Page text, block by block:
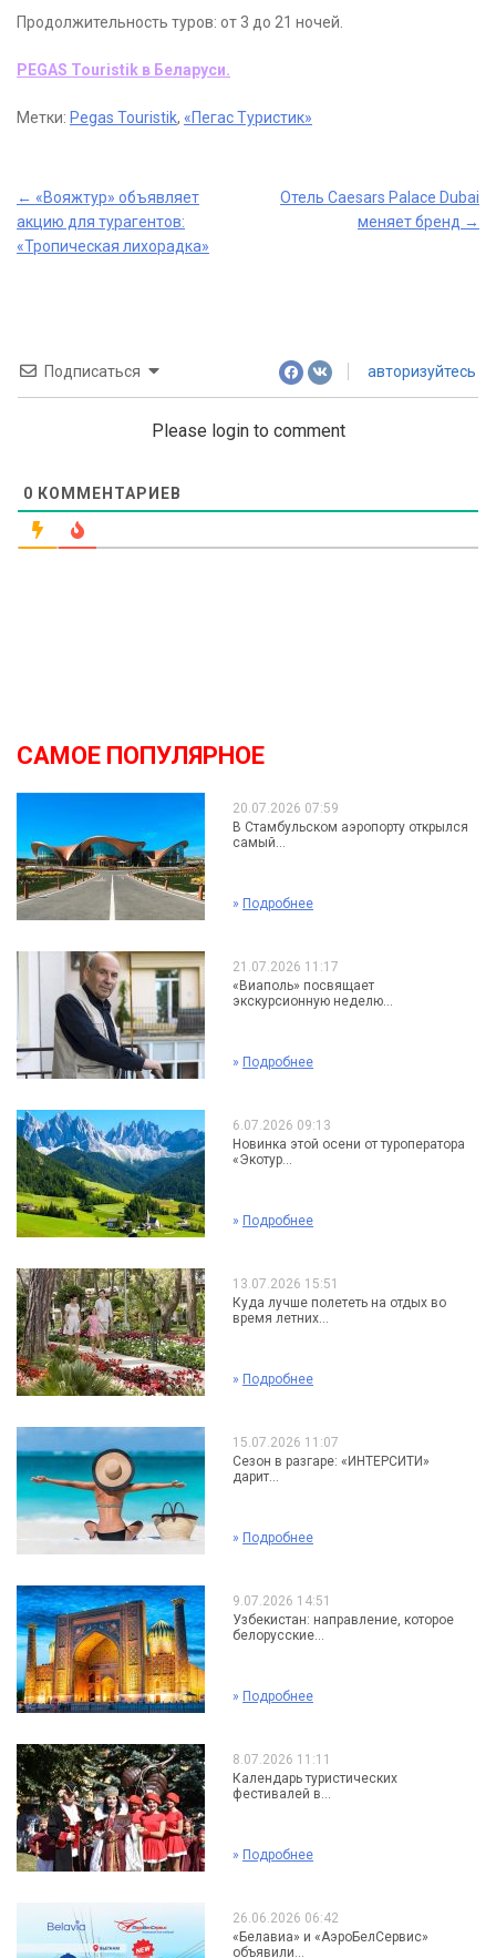
Продолжительность туров: от 3 до 21 ночей.
PEGAS Touristik в Беларуси.
Метки: Pegas Touristik, «Пегас Туристик»
Post
navigation
← «Вояжтур» объявляет
акцию для турагентов:
«Тропическая лихорадка»
Отель Caesars Palace Dubai
меняет бренд →
Подписаться авторизуйтесь
Please login to comment
0 КОММЕНТАРИЕВ
САМОЕ ПОПУЛЯРНОЕ
20.07.2026 07:59
В Стамбульском аэропорту открылся
самый...
» Подробнее
21.07.2026 11:17
«Виаполь» посвящает
экскурсионную неделю...
» Подробнее
6.07.2026 09:13
Новинка этой осени от туроператора
«Экотур...
» Подробнее
13.07.2026 15:51
Куда лучше полететь на отдых во
время летних...
» Подробнее
15.07.2026 11:07
Сезон в разгаре: «ИНТЕРСИТИ»
дарит...
» Подробнее
9.07.2026 14:51
Узбекистан: направление, которое
белорусские...
» Подробнее
8.07.2026 11:11
Календарь туристических
фестивалей в...
» Подробнее
26.06.2026 06:42
«Белавиа» и «АэроБелСервис»
объявили...